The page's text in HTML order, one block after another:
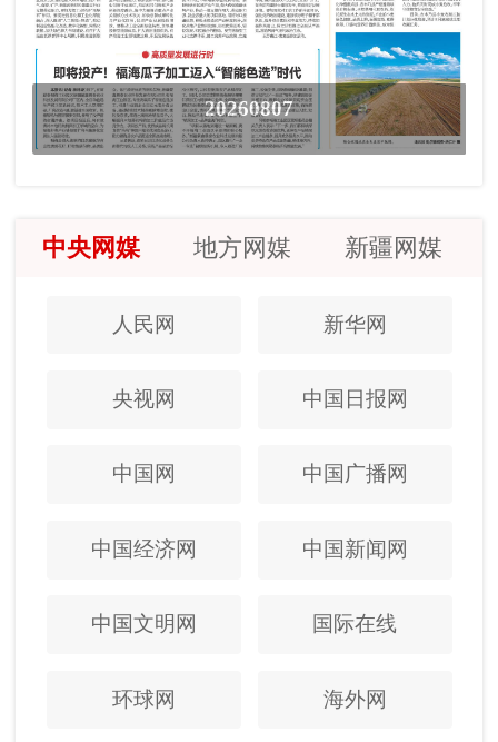
20260807
中央网媒 地方网媒 新疆网媒
人民网 新华网
央视网 中国日报网
中国网 中国广播网
中国经济网 中国新闻网
中国文明网 国际在线
环球网 海外网